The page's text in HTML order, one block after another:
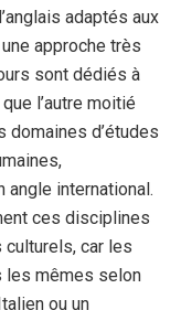
adaptés aux
approche très
sont dédiés à
l’autre moitié
d’études
angle international.
ces disciplines
car les
les mêmes selon
ou un